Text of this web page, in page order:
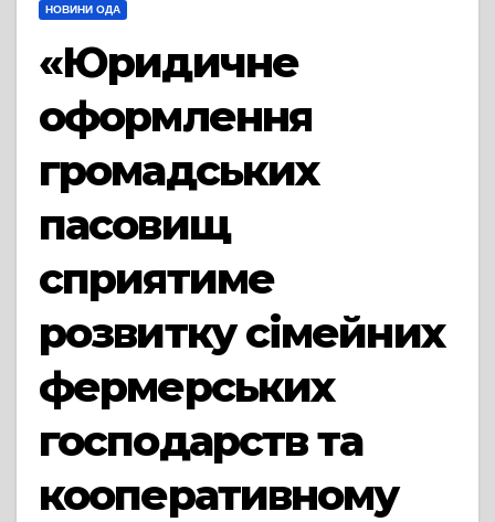
НОВИНИ ОДА
«Юридичне
оформлення
громадських
пасовищ
сприятиме
розвитку сімейних
фермерських
господарств та
кооперативному